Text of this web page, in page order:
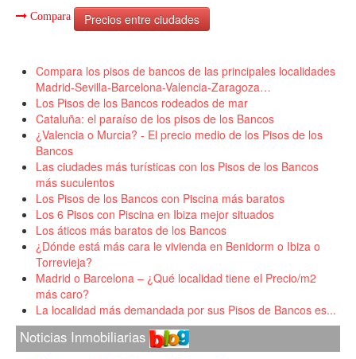
Compara Precios entre ciudades
Compara los pisos de bancos de las principales localidades
Madrid-Sevilla-Barcelona-Valencia-Zaragoza…
Los Pisos de los Bancos rodeados de mar
Cataluña: el paraíso de los pisos de los Bancos
¿Valencia o Murcia? - El precio medio de los Pisos de los
Bancos
Las ciudades más turísticas con los Pisos de los Bancos
más suculentos
Los Pisos de los Bancos con Piscina más baratos
Los 6 Pisos con Piscina en Ibiza mejor situados
Los áticos más baratos de los Bancos
¿Dónde está más cara le vivienda en Benidorm o Ibiza o
Torrevieja?
Madrid o Barcelona – ¿Qué localidad tiene el Precio/m2
más caro?
La localidad más demandada por sus Pisos de Bancos es...
Noticias Inmobiliarias